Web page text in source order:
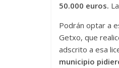
50.000 euros.
Podrán optar a
Getxo, que
adscrito a esa
municipio